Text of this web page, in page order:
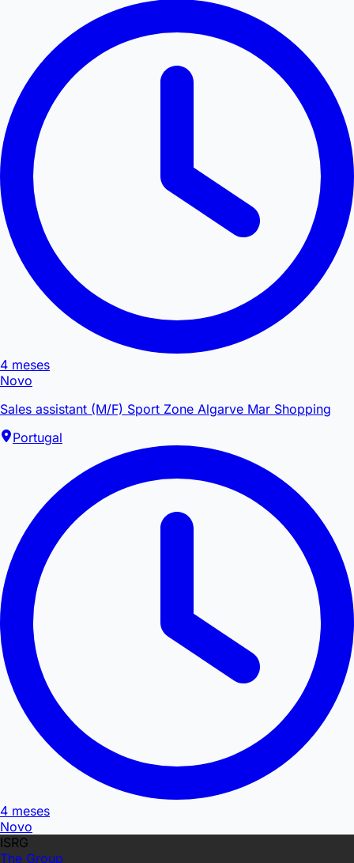
4 meses
Novo
Sales assistant (M/F) Sport Zone Algarve Mar Shopping
Portugal
4 meses
Novo
ISRG
The Group